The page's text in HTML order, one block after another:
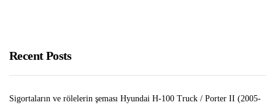
Recent Posts
Sigortaların ve rölelerin şeması Hyundai H-100 Truck / Porter II (2005-